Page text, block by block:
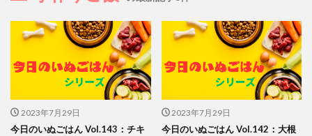
2023年7月29日
今日のいぬごはん Vol.143：チキ
2023年7月29日
今日のいぬごはん Vol.142：大根